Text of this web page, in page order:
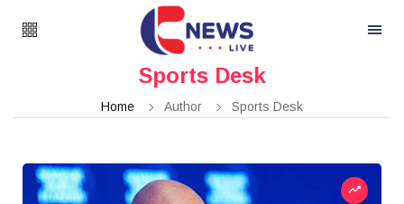
Sports Desk
Home Author Sports Desk